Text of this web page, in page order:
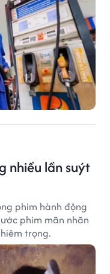
nhiều lần suýt
phim hành động
phim mãn nhãn
trọng.